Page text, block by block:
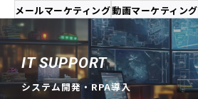
メールマーケティング動画マーケティング
IT SUPPORT
システム開発・RPA導入